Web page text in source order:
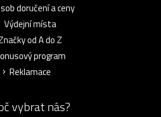
doručení a ceny
Výdejní místa
od A do Z
program
Reklamace
vybrat nás?